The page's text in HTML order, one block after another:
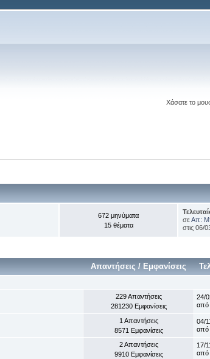
Χάσατε το
672 μηνύματα
15 θέματα
σεΑπ:
στις 06/
Απαντήσεις / Εμφανίσεις
229 Απαντήσεις
281230 Εμφανίσεις
24/
από
1 Απαντήσεις
8571 Εμφανίσεις
04/
από
2 Απαντήσεις
9910 Εμφανίσεις
17/
από